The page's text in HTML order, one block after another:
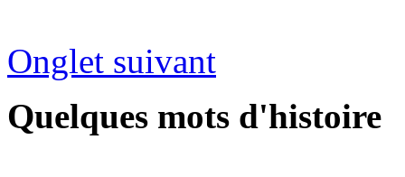
Onglet suivant
Quelques mots d'histoire